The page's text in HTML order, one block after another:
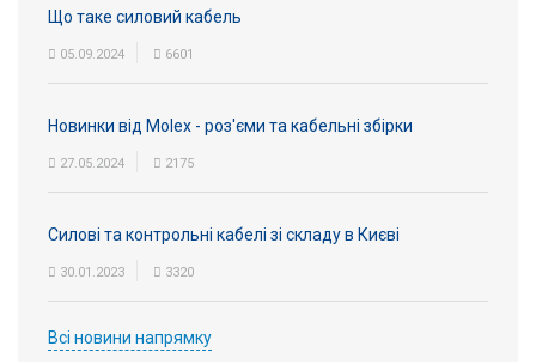
Виробники
Контакти
Підтримка
Блог
Що таке силовий кабель
05.09.2024 6601
Новинки від Molex - роз'єми та кабельні збірки
27.05.2024 2175
Силові та контрольні кабелі зі складу в Києві
30.01.2023 3320
Всі новини напрямку